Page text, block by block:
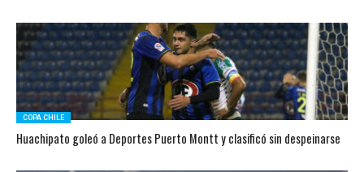
COPA CHILE
Huachipato goleó a Deportes Puerto Montt y clasificó sin despeinarse